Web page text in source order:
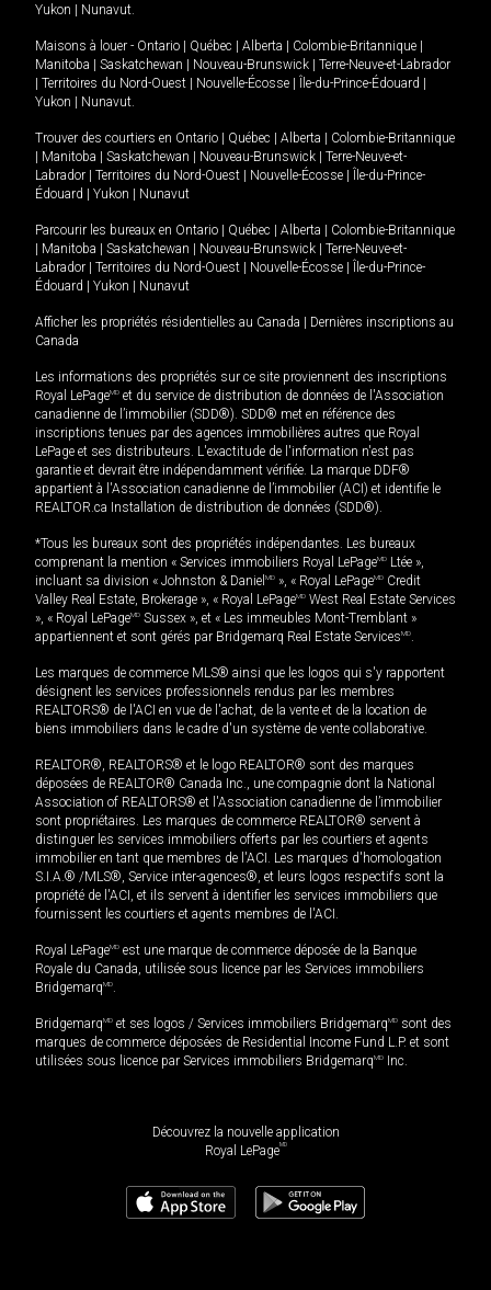
Yukon
Nunavut.
Maisons à louer - Ontario Québec Alberta Colombie-Britannique
Manitoba
Saskatchewan Nouveau-Brunswick
Terre-Neuve-et-Labrador
Territoires du Nord-Ouest Nouvelle-Écosse Île-du-Prince-Édouard
Yukon
Nunavut.
Trouver des courtiers en Ontario Québec Alberta
Colombie-Britannique
Manitoba Saskatchewan Nouveau-Brunswick
Terre-Neuve-et-
Labrador
Territoires du Nord-Ouest Nouvelle-Écosse
Île-du-Prince-
Édouard
Yukon Nunavut
Parcourir les bureaux en Ontario Québec Alberta
Colombie-Britannique
Manitoba Saskatchewan Nouveau-Brunswick
Terre-Neuve-et-
Labrador
Territoires du Nord-Ouest Nouvelle-Écosse
Île-du-Prince-
Édouard
Yukon Nunavut
Afficher les propriétés résidentielles au Canada
Dernières inscriptions au
Canada
Les informations des propriétés sur ce site proviennent des inscriptions
Royal LePageMD et du service de distribution de données de l'Association
canadienne de l’immobilier (SDD®). SDD® met en référence des
inscriptions tenues par des agences immobilières autres que Royal
LePage et ses distributeurs. L'exactitude de l'information n'est pas
garantie et devrait être indépendamment vérifiée. La marque DDF®
appartient à l'Association canadienne de l’immobilier (ACI) et identifie le
REALTOR.ca Installation de distribution de données (SDD®).
*Tous les bureaux sont des propriétés indépendantes. Les bureaux
comprenant la mention « Services immobiliers Royal LePageMD Ltée »,
incluant sa division « Johnston & Daniel MD », « Royal LePageMD Credit
Valley Real Estate, Brokerage », « Royal LePageMD West Real Estate Services
», « Royal LePageMD Sussex », et « Les immeubles Mont-Tremblant »
appartiennent et sont gérés par Bridgemarq Real Estate ServicesMD.
Les marques de commerce MLS® ainsi que les logos qui s'y rapportent
désignent les services professionnels rendus par les membres
REALTORS® de l'ACI en vue de l'achat, de la vente et de la location de
biens immobiliers dans le cadre d'un système de vente collaborative.
REALTOR®, REALTORS® et le logo REALTOR® sont des marques
déposées de REALTOR® Canada Inc., une compagnie dont la National
Association of REALTORS® et l'Association canadienne de l’immobilier
sont propriétaires. Les marques de commerce REALTOR® servent à
distinguer les services immobiliers offerts par les courtiers et agents
immobilier en tant que membres de l'ACI. Les marques d'homologation
S.I.A.® /MLS®, Service inter-agences®, et leurs logos respectifs sont la
propriété de l'ACI, et ils servent à identifier les services immobiliers que
fournissent les courtiers et agents membres de l'ACI.
Royal LePageMD est une marque de commerce déposée de la Banque
Royale du Canada, utilisée sous licence par les Services immobiliers
BridgemarqMD.
BridgemarqMD et ses logos / Services immobiliers BridgemarqMD sont des
marques de commerce déposées de Residential Income Fund L.P. et sont
utilisées sous licence par Services immobiliers BridgemarqMD Inc.
Découvrez la nouvelle application
Royal LePageMD